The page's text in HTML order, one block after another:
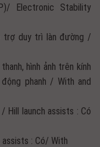
Electronic Stability
trợ duy trì làn đường /
hình ảnh trên kính
phanh / With and
Hill launch assists : Có
: Có/ With